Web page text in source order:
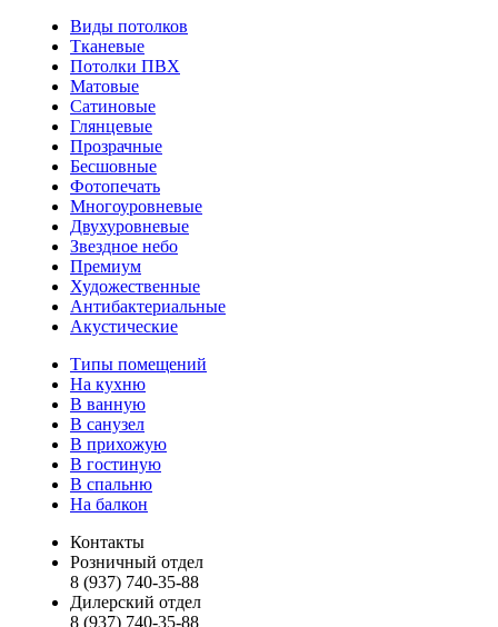
Виды потолков
Тканевые
Потолки ПВХ
Матовые
Сатиновые
Глянцевые
Прозрачные
Бесшовные
Фотопечать
Многоуровневые
Двухуровневые
Звездное небо
Премиум
Художественные
Антибактериальные
Акустические
Типы помещений
На кухню
В ванную
В санузел
В прихожую
В гостиную
В спальню
На балкон
Контакты
Розничный отдел
8 (937) 740-35-88
Дилерский отдел
8 (937) 740-35-88